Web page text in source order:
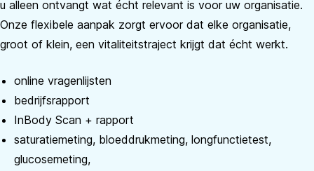
u alleen ontvangt wat écht relevant is voor uw organisatie.
Onze flexibele aanpak zorgt ervoor dat elke organisatie,
groot of klein, een vitaliteitstraject krijgt dat écht werkt.
online vragenlijsten
bedrijfsrapport
InBody Scan + rapport
saturatiemeting, bloeddrukmeting, longfunctietest,
glucosemeting,